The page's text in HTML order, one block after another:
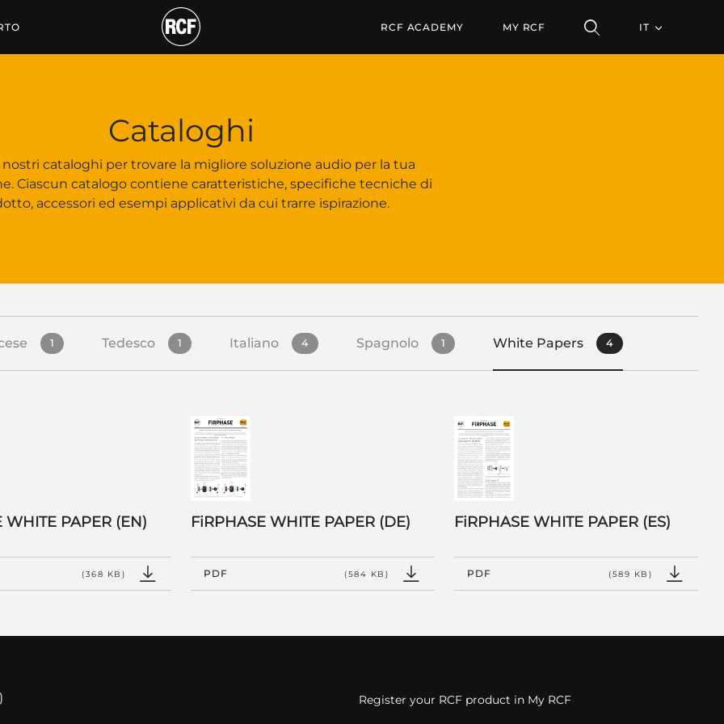
RCF ACADEMY MY RCF IT
Cataloghi
nostri cataloghi per trovare la migliore soluzione audio per la tua
Ciascun catalogo contiene caratteristiche, specifiche tecniche di
accessori ed esempi applicativi da cui trarre ispirazione.
1 Tedesco 1 Italiano 4 Spagnolo 1 White Papers 4
WHITE PAPER (EN)
(368 KB)
FiRPHASE WHITE PAPER (DE)
PDF (584 KB)
FiRPHASE WHITE PAPER (ES)
PDF (589 KB)
Register your RCF product in My RCF